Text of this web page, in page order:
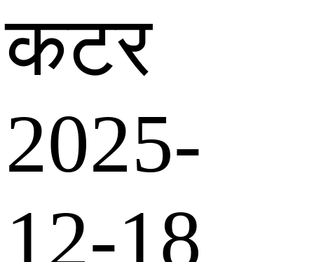
कटर
2025-
12-18